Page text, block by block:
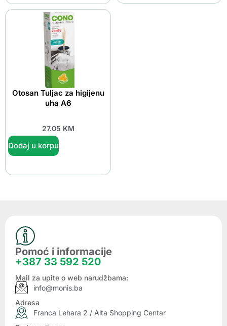
Otosan Tuljac za higijenu
uha A6
27.05 KM
Dodaj u korpu
Pomoć i informacije
+387 33 592 520
Mail za upite o web narudžbama:
info@monis.ba
Adresa
Franca Lehara 2 / Alta Shopping Centar